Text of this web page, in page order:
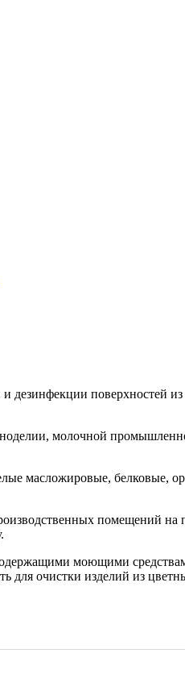
дезинфекции поверхностей
молочной
масложировые, белковые,
помещений
моющими
для очистки изделий из